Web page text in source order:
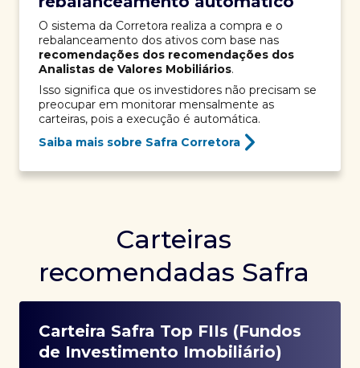
O sistema da Corretora realiza a compra e o
rebalanceamento dos ativos com base nas
recomendações dos recomendações dos
Analistas de Valores Mobiliários.
Isso significa que os investidores não precisam se
preocupar em monitorar mensalmente as
carteiras, pois a execução é automática.
Saiba mais sobre Safra Corretora
Carteiras
recomendadas Safra
Carteira Safra Top FIIs (Fundos
de Investimento Imobiliário)